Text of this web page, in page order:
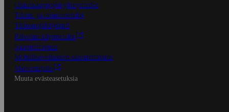
Osuuskauppojen yhteystiedot
Tilaus- ja toimitusehdot
Tietosuojakäytäntö
Palvelun käyttöehdot
Saavutettavuus
Mobiilisovelluksen saavutettavuus
Mainostajalle
Muuta evästeasetuksia